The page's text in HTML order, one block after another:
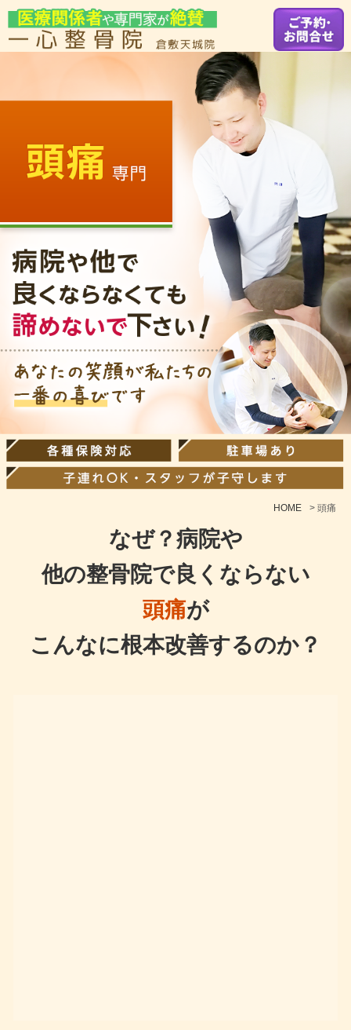
HOME >頭痛
なぜ？病院や
他の整骨院で良くならない
頭痛が
こんなに根本改善するのか？